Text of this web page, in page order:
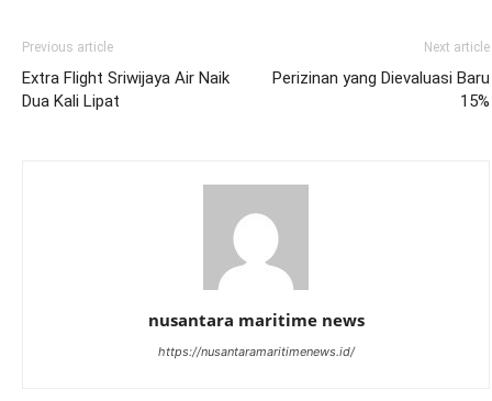
Previous article
Extra Flight Sriwijaya Air Naik
Dua Kali Lipat
Next article
Perizinan yang Dievaluasi Baru
15%
nusantara maritime news
https://nusantaramaritimenews.id/